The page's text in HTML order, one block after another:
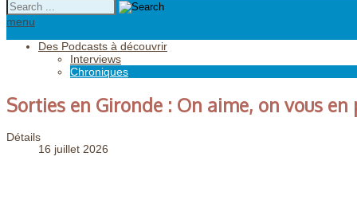
menu
Des Podcasts à découvrir
Interviews
Chroniques
Sorties en Gironde : On aime, on vous en
Détails
16 juillet 2026